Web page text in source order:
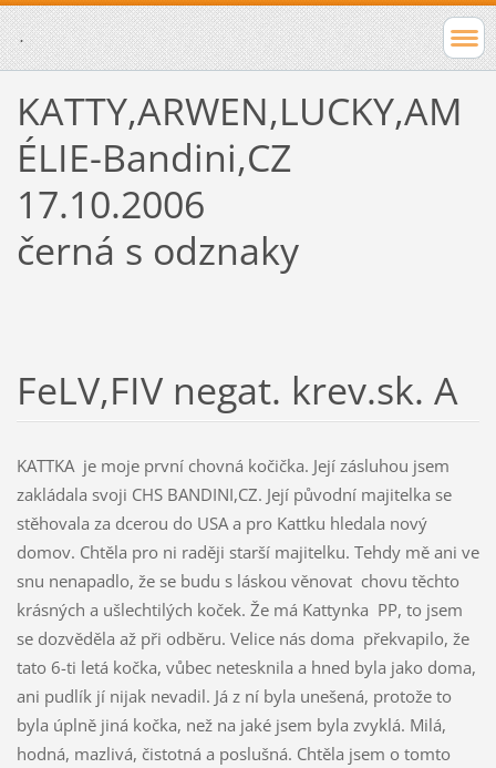
.
KATTY,ARWEN,LUCKY,AM
ÉLIE-Bandini,CZ
17.10.2006
černá s odznaky
FeLV,FIV negat. krev.sk. A
KATTKA je moje první chovná kočička. Její zásluhou jsem
zakládala svoji CHS BANDINI,CZ. Její původní majitelka se
stěhovala za dcerou do USA a pro Kattku hledala nový
domov. Chtěla pro ni raději starší majitelku. Tehdy mě ani ve
snu nenapadlo, že se budu s láskou věnovat chovu těchto
krásných a ušlechtilých koček. Že má Kattynka PP, to jsem
se dozvěděla až při odběru. Velice nás doma překvapilo, že
tato 6-ti letá kočka, vůbec netesknila a hned byla jako doma,
ani pudlík jí nijak nevadil. Já z ní byla unešená, protože to
byla úplně jiná kočka, než na jaké jsem byla zvyklá. Milá,
hodná, mazlivá, čistotná a poslušná. Chtěla jsem o tomto